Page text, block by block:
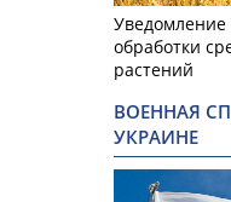
обработки
растений
ВОЕННАЯ
УКРАИНЕ